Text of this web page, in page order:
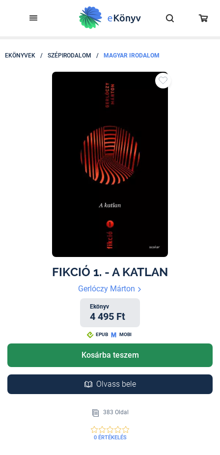
EKÖNYVEK / SZÉPIRODALOM / MAGYAR IRODALOM
FIKCIÓ 1. - A KATLAN
Gerlóczy Márton
Ekönyv
4 495 Ft
EPUB MOBI
Kosárba teszem
Olvass bele
383 Oldal
0 ÉRTÉKELÉS